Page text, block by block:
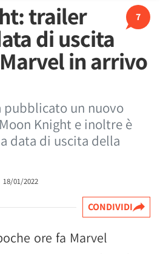
7
trailer
di uscita
in arrivo
pubblicato un nuovo
Knight e inoltre è
data di uscita della
18/01/2022
CONDIVIDI
ore fa Marvel